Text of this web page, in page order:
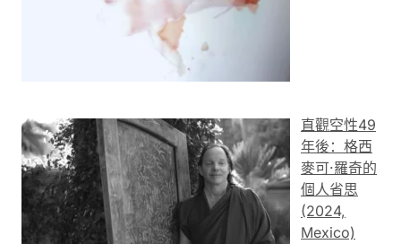
直觀空性49
年後：格西
麥可·羅奇的
個人省思
(2024,
Mexico)